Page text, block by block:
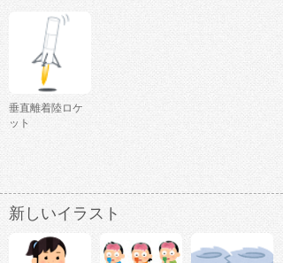
垂直離着陸ロケ
ット
新しいイラスト